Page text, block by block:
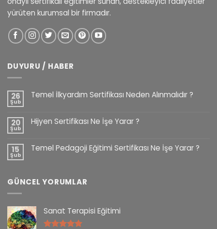
yürüten kurumsal bir firmadır.
DUYURU / HABER
26
Şub
Temel İlkyardım Sertifikası Neden Alınmalıdır ?
20
Şub
Hijyen Sertifikası Ne İşe Yarar ?
15
Şub
Temel Pedagoji Eğitimi Sertifikası Ne İşe Yarar ?
GÜNCEL YORUMLAR
Sanat Terapisi Eğitimi